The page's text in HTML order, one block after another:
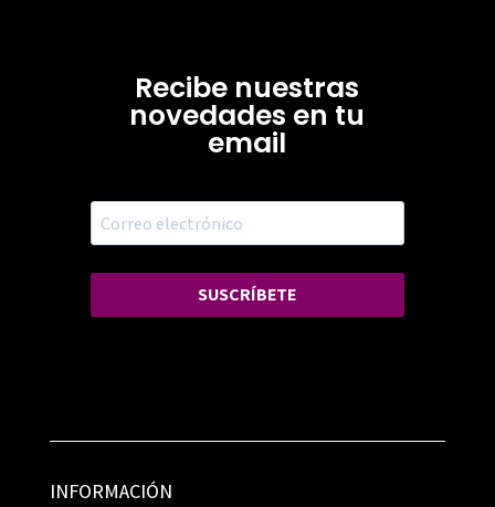
Recibe nuestras
novedades en tu
email
SUSCRÍBETE
INFORMACIÓN